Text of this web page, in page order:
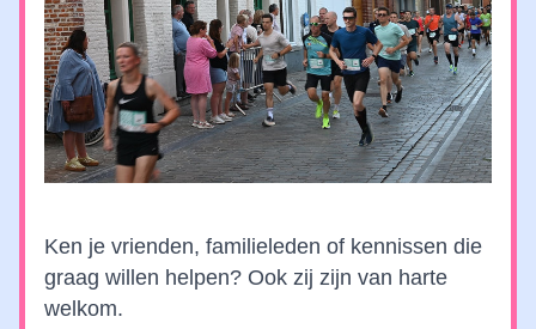
Ken je vrienden, familieleden of kennissen die
graag willen helpen? Ook zij zijn van harte
welkom.